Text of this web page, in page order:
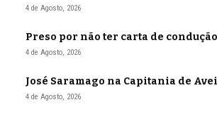
4 de Agosto, 2026
Preso por não ter carta de condução
4 de Agosto, 2026
José Saramago na Capitania de
4 de Agosto, 2026